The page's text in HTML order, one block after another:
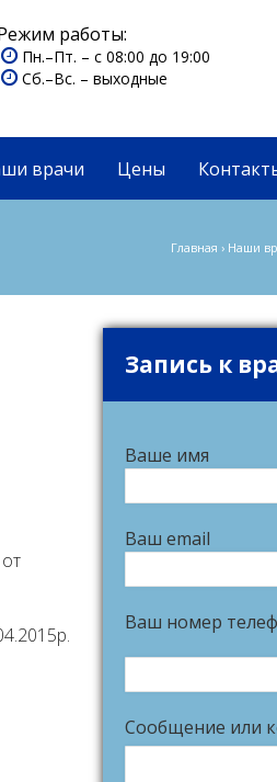
работы:
Пн.–Пт. – с 08:00 до 19:00
Сб.–Вс. – выходные
врачи Цены
Главная › Наши
Запись к
Ваше имя
Ваш email
Ваш номер
Сообщение или